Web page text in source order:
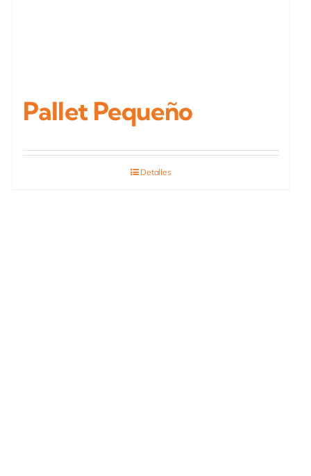
Pallet Pequeño
Detalles